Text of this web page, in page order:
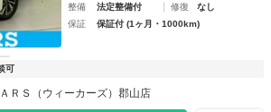
整備
法定整備付 修復
なし
保証
保証付 (1ヶ月・1000km)
可
ＲＳ（ウィーカーズ）郡山店